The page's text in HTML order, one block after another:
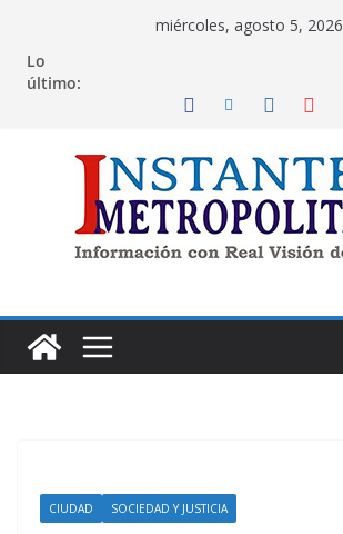
contenido
miércoles, agosto 5, 2026
Lo
último:
CIUDAD SOCIEDAD Y JUSTICIA